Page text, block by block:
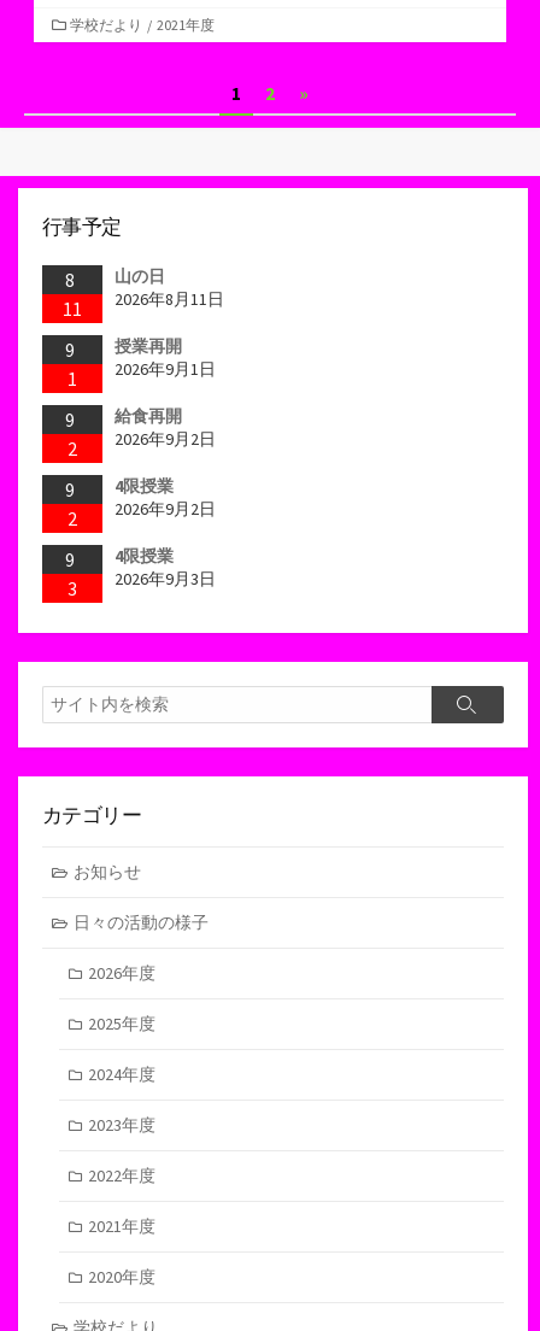
カ
テ
ー
学校だより / 2021年度
稿
ナ
ビ
ゲ
ー
シ
ョ
ン
1 2 »
行事予定
8
11
山の日
2026年8月11日
9
1
授業再開
2026年9月1日
9
2
給食再開
2026年9月2日
9
2
4限授業
2026年9月2日
9
3
4限授業
2026年9月3日
検
索
検
カテゴリー
お知らせ
日々の活動の様子
2026年度
2025年度
2024年度
2023年度
2022年度
2021年度
2020年度